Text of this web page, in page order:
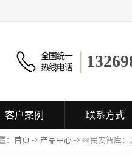
客户案例 联系方式
： 首页 -> 产品中心 -> 👀民安智库